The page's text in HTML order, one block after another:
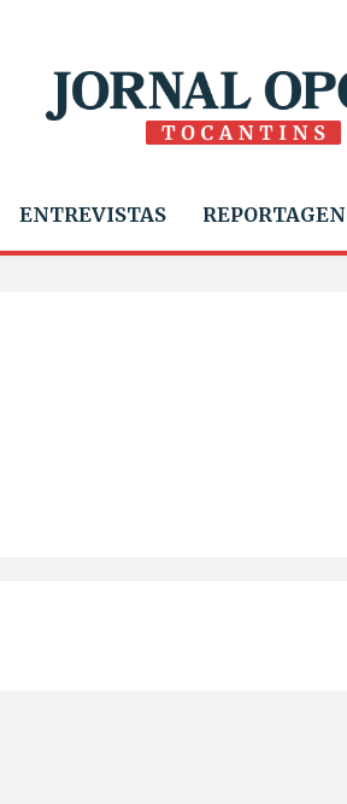
ENTREVISTAS